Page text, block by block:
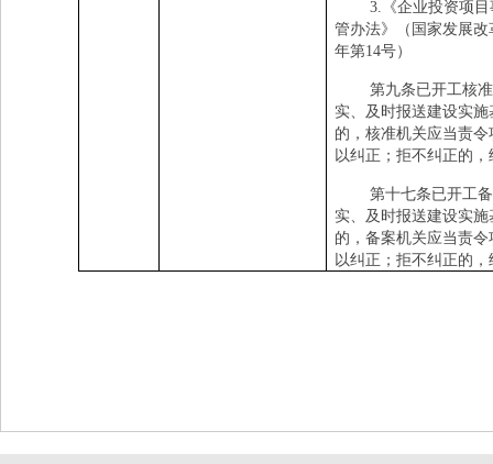
3. 《企业投资项
管办法》（国家发展改
年第14号）
第九条已开工核
实、及时报送建设实施
的，核准机关应当责
以纠正；拒不纠正的
第十七条已开工
实、及时报送建设实施
的，备案机关应当责
以纠正；拒不纠正的